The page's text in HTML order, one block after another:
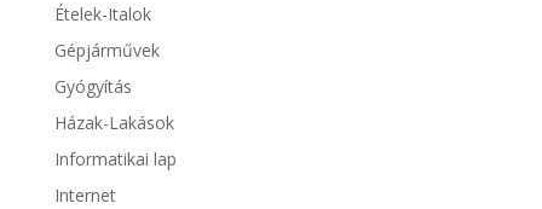
Ételek-Italok
Gépjárművek
Gyógyítás
Házak-Lakások
Informatikai lap
Internet